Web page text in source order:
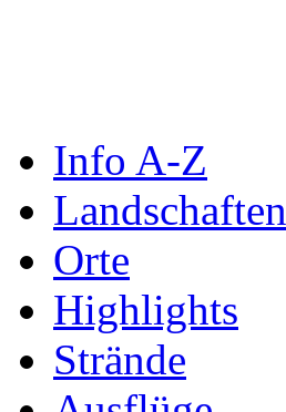
Info A-Z
Landschaften
Orte
Highlights
Strände